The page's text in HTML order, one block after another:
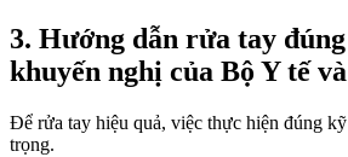
3. Hướng dẫn rửa tay
khuyến nghị của Bộ Y tế
Để rửa tay hiệu quả, việc thực hiện đúng
trọng.